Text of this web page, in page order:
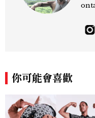
敏
與
力
記
你可能會喜歡